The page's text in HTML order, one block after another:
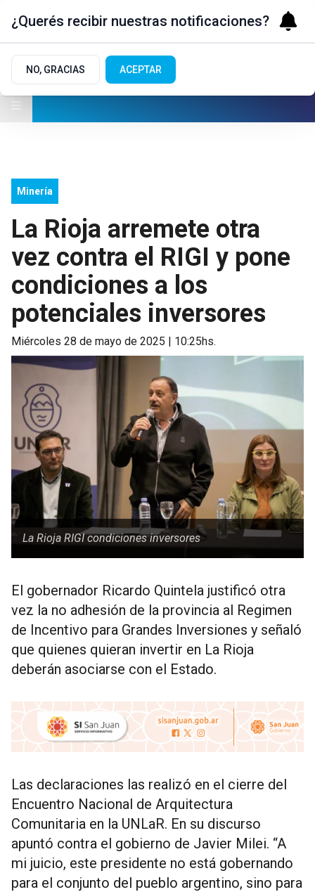
Minería
La Rioja arremete otra
vez contra el RIGI y pone
condiciones a los
potenciales inversores
miércoles 28 de mayo de 2025 | 10:25hs.
La Rioja RIGI condiciones inversores
El gobernador Ricardo Quintela justificó otra
vez la no adhesión de la provincia al Regimen
de Incentivo para Grandes Inversiones y señaló
que quienes quieran invertir en La Rioja
deberán asociarse con el Estado.
Las declaraciones las realizó en el cierre del
Encuentro Nacional de Arquitectura
Comunitaria en la UNLaR. En su discurso
apuntó contra el gobierno de Javier Milei. “A
mi juicio, este presidente no está gobernando
para el conjunto del pueblo argentino, sino para
¿Querés recibir nuestras notificaciones?
NO, GRACIAS ACEPTAR